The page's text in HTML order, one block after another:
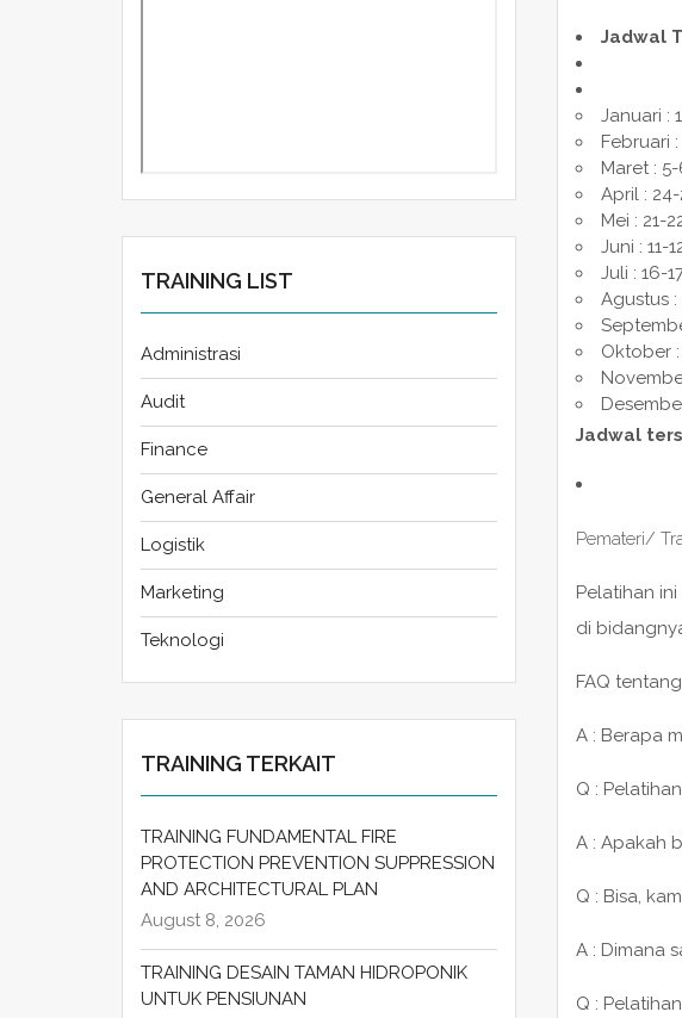
Jadwal
Januari :
Februari
Maret :
April :
Mei : 21-
Juni : 11-
Juli : 16-
Agustus :
Oktober
Jadwal
Pemateri/
Pelatihan
di
FAQ
A : Berapa
Q :
A : Apakah
Q : Bisa,
A : Dimana
Q :
TRAINING LIST
Administrasi
Audit
Finance
General Affair
Logistik
Marketing
Teknologi
TRAINING TERKAIT
TRAINING FUNDAMENTAL FIRE
PROTECTION PREVENTION SUPPRESSION
AND ARCHITECTURAL PLAN
August 8, 2026
TRAINING DESAIN TAMAN HIDROPONIK
UNTUK PENSIUNAN